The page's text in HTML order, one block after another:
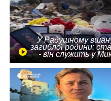
У Радушному
загиблої родини:
- він служить у